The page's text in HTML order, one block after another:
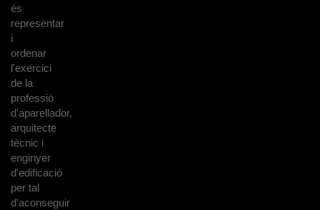
és
representar
i
ordenar
l'exercici
de la
professió
d'aparellador,
arquitecte
tècnic i
enginyer
d'edificació
per tal
d'aconseguir